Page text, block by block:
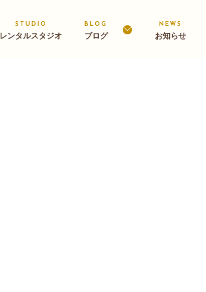
STUDIO
レンタルスタジオ
BLOG
ブログ
NEWS
お知らせ